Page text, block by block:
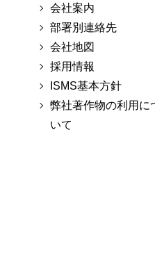
会社案内
部署別連絡先
会社地図
採用情報
ISMS基本方針
弊社著作物の利用に
いて